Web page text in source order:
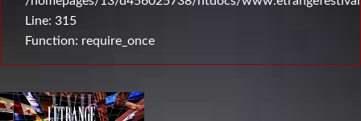
Line: 315
Function: require_once